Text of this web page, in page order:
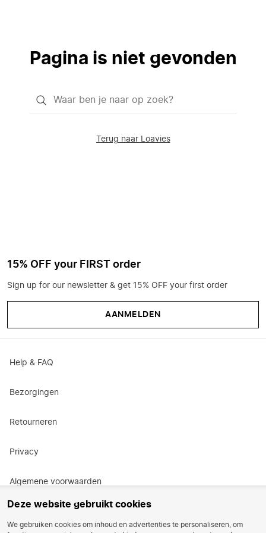
Deze website gebruikt cookies
We gebruiken cookies om inhoud en advertenties te personaliseren, om
Pagina is niet gevonden
Waar
Terug naar Loavies
15% OFF your FIRST order
Sign up for our newsletter & get 15% OFF your first order
AANMELDEN
Help & FAQ
Bezorgingen
Retourneren
Privacy
Algemene voorwaarden
Actievoorwaarden